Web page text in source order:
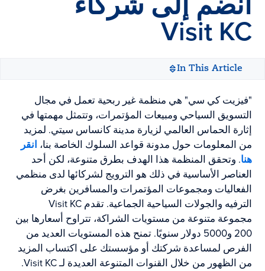
Visit KC
In This Article
"فيزيت كي سي" هي منظمة غير ربحية تعمل في مجال
التسويق السياحي ومبيعات المؤتمرات، وتتمثل مهمتها في
إثارة الحماس العالمي لزيارة مدينة كانساس سيتي. لمزيد
من المعلومات حول مدونة قواعد السلوك الخاصة بنا، انقر
هنا. وتحقق المنظمة هذا الهدف بطرق متنوعة، لكن أحد
العناصر الأساسية في ذلك هو الترويج لشركائها لدى منظمي
الفعاليات ومجموعات المؤتمرات والمسافرين بغرض
الترفيه والجولات السياحية الجماعية. تقدم Visit KC
مجموعة متنوعة من مستويات الشراكة، تتراوح أسعارها بين
200 و5000 دولار سنويًا. تمنح هذه المستويات العديد من
الفرص لمساعدة شركتك أو مؤسستك على اكتساب المزيد
من الظهور من خلال القنوات المتنوعة العديدة لـ Visit KC.